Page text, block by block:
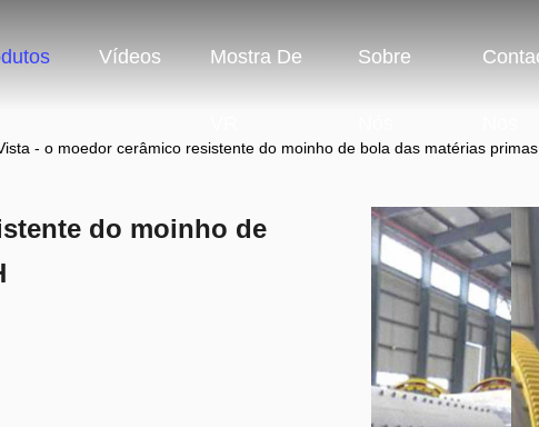
Vídeos Mostra De Sobre
- o moedor cerâmico resistente do moinho de bola das matérias
do moinho de